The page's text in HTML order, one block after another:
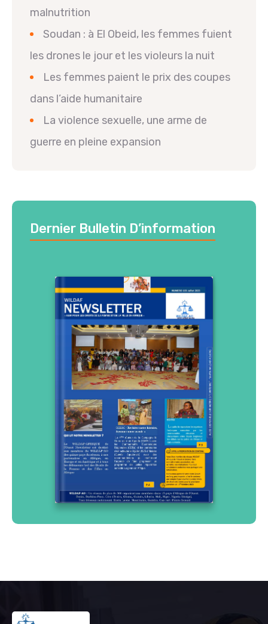
malnutrition
Soudan : à El Obeid, les femmes fuient
les drones le jour et les violeurs la nuit
Les femmes paient le prix des coupes
dans l’aide humanitaire
La violence sexuelle, une arme de
guerre en pleine expansion
Dernier Bulletin D’information